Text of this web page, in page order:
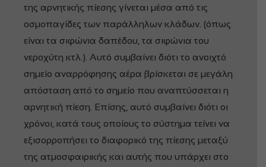
της αρνητικής πίεσης γίνεται μέσα από τις
οσμοπαγίδες των παράλληλων κλάδων. (όπως
είναι τα σιφώνια δαπέδου, τα σιφώνια του
νεροχύτη κτλ.). Αυτό συμβαίνει διότι το ανοιχτό
σημείο αναρρόφησης αέρα βρίσκεται σε μεγάλη
απόσταση από το σημείο που αναπτύσσεται η
αρνητική πίεση. Επίσης, αυτό συμβαίνει διότι οι
χρόνοι, κατά τους οποίους το σύστημα τείνει να
εξισορροπήσει το διαφορικό της πίεσης μεταξύ
της ατμοσφαιρικής και αυτής που υπάρχει στο